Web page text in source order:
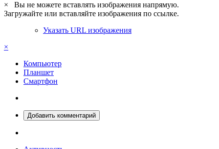
×
Вы не можете вставлять изображения напрямую.
Загружайте или вставляйте изображения по ссылке.
Указать URL изображения
×
Компьютер
Планшет
Смартфон
Добавить комментарий